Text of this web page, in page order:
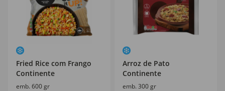
Fried Rice com Frango
Continente
emb. 600 gr
Arroz de Pato
Continente
emb. 300 gr